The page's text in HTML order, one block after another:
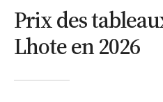
Prix des
Lhote en 2026